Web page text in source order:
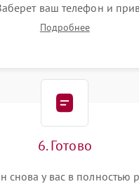
ваш телефон и
Подробнее
6. Готово
снова у вас в полностью